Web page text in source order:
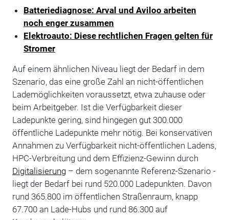
Batteriediagnose: Arval und Aviloo arbeiten
noch enger zusammen
Elektroauto: Diese rechtlichen Fragen gelten für
Stromer
Auf einem ähnlichen Niveau liegt der Bedarf in dem
Szenario, das eine große Zahl an nicht-öffentlichen
Lademöglichkeiten voraussetzt, etwa zuhause oder
beim Arbeitgeber. Ist die Verfügbarkeit dieser
Ladepunkte gering, sind hingegen gut 300.000
öffentliche Ladepunkte mehr nötig. Bei konservativen
Annahmen zu Verfügbarkeit nicht-öffentlichen Ladens,
HPC-Verbreitung und dem Effizienz-Gewinn durch
Digitalisierung– dem sogenannte Referenz-Szenario -
liegt der Bedarf bei rund 520.000 Ladepunkten. Davon
rund 365.800 im öffentlichen Straßenraum, knapp
67.700 an Lade-Hubs und rund 86.300 auf